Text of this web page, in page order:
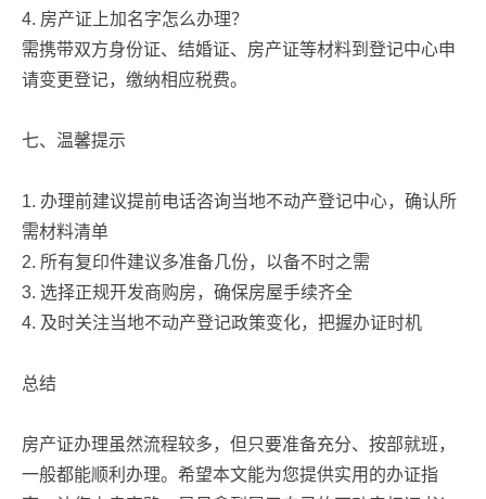
4. 房产证上加名字怎么办理？
需携带双方身份证、结婚证、房产证等材料到登记中心申
请变更登记，缴纳相应税费。
七、温馨提示
1. 办理前建议提前电话咨询当地不动产登记中心，确认所
需材料清单
2. 所有复印件建议多准备几份，以备不时之需
3. 选择正规开发商购房，确保房屋手续齐全
4. 及时关注当地不动产登记政策变化，把握办证时机
总结
房产证办理虽然流程较多，但只要准备充分、按部就班，
一般都能顺利办理。希望本文能为您提供实用的办证指